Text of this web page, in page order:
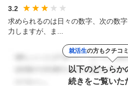
3.2
求められるのは日々の数字、次の数
力しますが、ま...
就活生の方もクチコ
以下のどちらか
続きをご覧いた